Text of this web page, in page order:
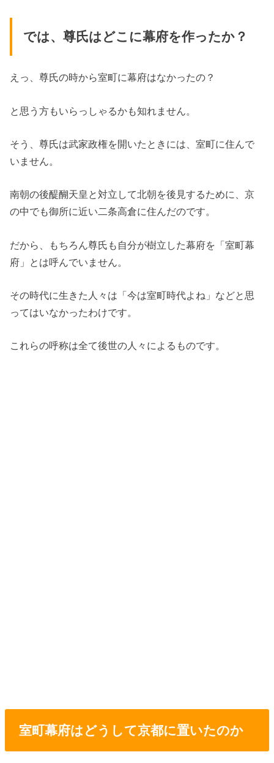
では、尊氏はどこに幕府を作ったか？
えっ、尊氏の時から室町に幕府はなかったの？
と思う方もいらっしゃるかも知れません。
そう、尊氏は武家政権を開いたときには、室町に住んで
いません。
南朝の後醍醐天皇と対立して北朝を後見するために、京
の中でも御所に近い二条高倉に住んだのです。
だから、もちろん尊氏も自分が樹立した幕府を「室町幕
府」とは呼んでいません。
その時代に生きた人々は「今は室町時代よね」などと思
ってはいなかったわけです。
これらの呼称は全て後世の人々によるものです。
室町幕府はどうして京都に置いたのか